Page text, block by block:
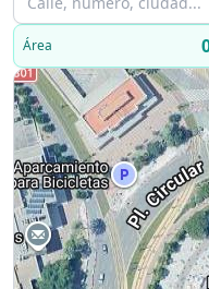
Área